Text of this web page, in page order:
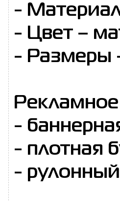
-
- Цвет –
- Размеры
-
- плотная
-